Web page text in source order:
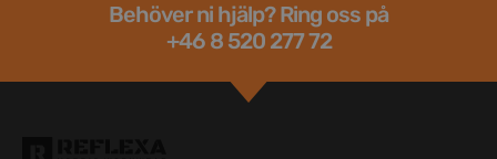
Behöver ni hjälp? Ring oss på
+46 8 520 277 72